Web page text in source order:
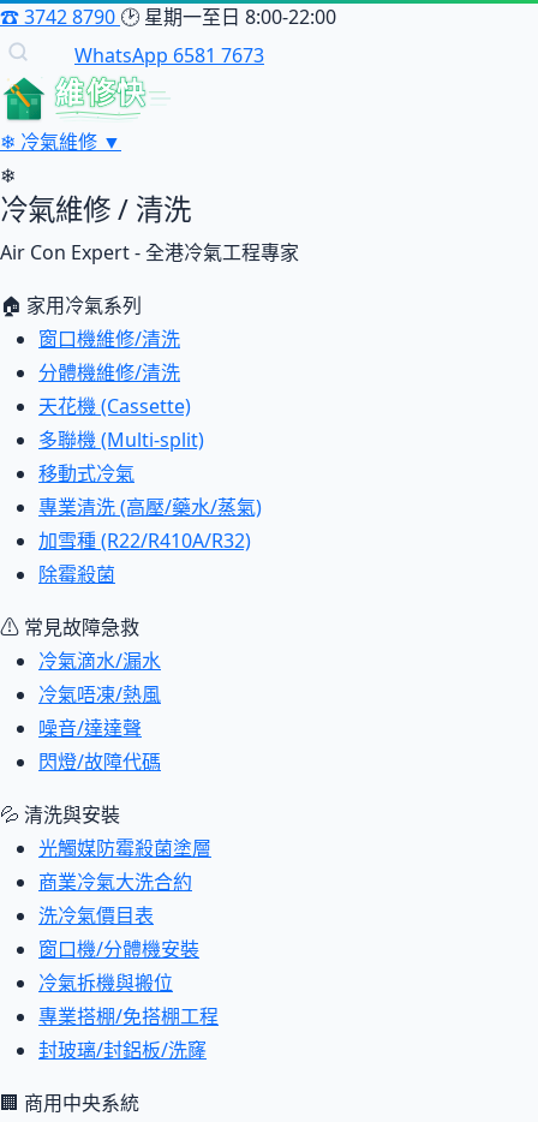
☎3742 8790 🕑 星期一至日 8:00-22:00
WhatsApp 6581 7673
維修快
❄ 冷氣維修 ▼
❄
冷氣維修 / 清洗
Air Con Expert - 全港冷氣工程專家
🏠 家用冷氣系列
窗口機維修/清洗
分體機維修/清洗
天花機 (Cassette)
多聯機 (Multi-split)
移動式冷氣
專業清洗 (高壓/藥水/蒸氣)
加雪種 (R22/R410A/R32)
除霉殺菌
⚠ 常見故障急救
冷氣滴水/漏水
冷氣唔凍/熱風
噪音/達達聲
閃燈/故障代碼
💦 清洗與安裝
光觸媒防霉殺菌塗層
商業冷氣大洗合約
洗冷氣價目表
窗口機/分體機安裝
冷氣拆機與搬位
專業搭棚/免搭棚工程
封玻璃/封鋁板/洗窿
🏢 商用中央系統